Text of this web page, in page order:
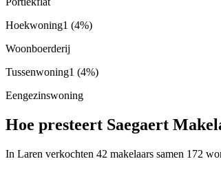
Hoekwoning1 (4%)
Woonboerderij
Tussenwoning1 (4%)
Eengezinswoning
Hoe presteert Saegaert
In Laren verkochten 42 makelaars samen 172